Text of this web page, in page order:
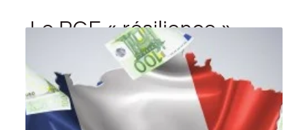
Le PGE « résilience »
est prolongé jusqu’à la
fin de l’année